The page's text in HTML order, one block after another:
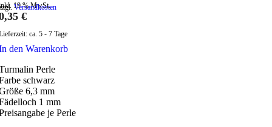
19 % MwSt.
Versandkosten
€
ca. 5 - 7 Tage
den Warenkorb
Perle
schwarz
6,3 mm
1 mm
je Perle